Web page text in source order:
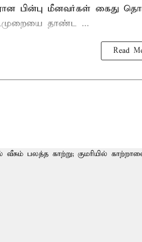
பின்பு மீனவர்கள் கைது
தாண்ட ...
Read